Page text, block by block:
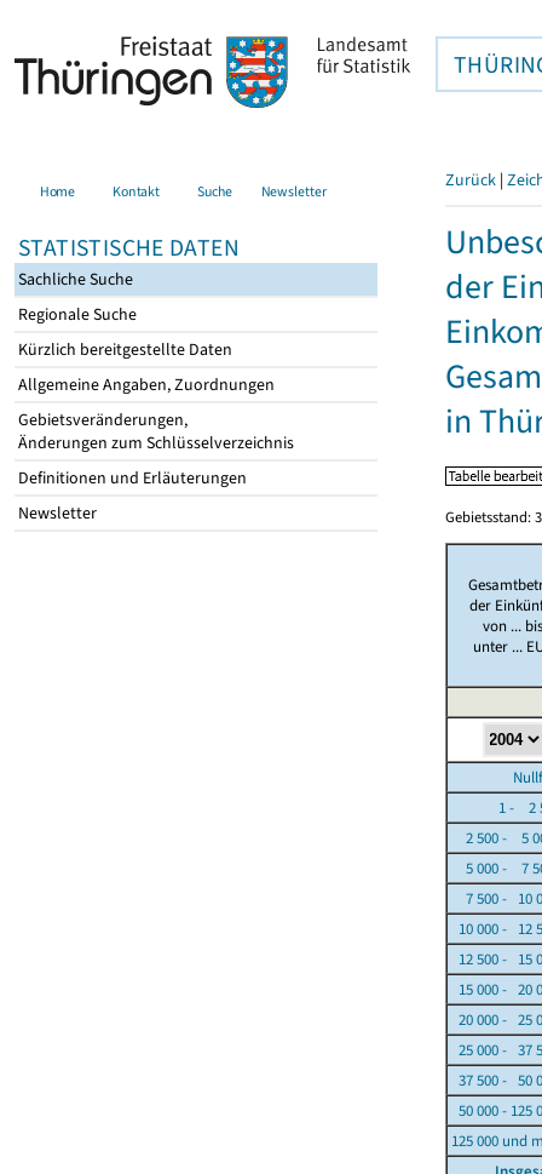
Home Kontakt Suche Newsletter
STATISTISCHE DATEN
Sachliche Suche
Regionale Suche
Kürzlich bereitgestellte Daten
Allgemeine Angaben, Zuordnungen
Gebietsveränderungen,
Änderungen zum Schlüsselverzeichnis
Definitionen und Erläuterungen
Newsletter
Zurück |
der
in
Gebietsstand:
der
von ...
unter ...
1 - 2
2 500 - 5
5 000 - 7
7 500 - 10
10 000 - 12
12 500 - 15
15 000 - 20
20 000 - 25
25 000 - 37
37 500 - 50
50 000 - 125
125 000 und